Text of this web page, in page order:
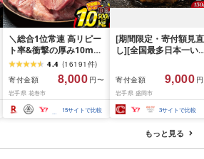
＼総合1位常連 高リピー
ト率&衝撃の厚み10mm
厚切り牛タン 塩味/ ≪ス
ピード発送!!10営業日以
内発送≫ 選べる内容量
500g / 1kg 定期便 毎月
届く 牛肉 肉 BBQ ふるさ
と 人気 ランキング 岩手
4.4 (16191 件)
寄付金額
8,000 円〜
岩手県 花巻市
15サイトで比較
[期間限定・寄付額見直
し][全国最多日本一い
1.5kg(150g×10個) い
て牛 × 岩中豚 ハンバー
グ 合挽き 合い挽き 黒
和牛 人気 冷凍 個包装
分け 冷凍 牛肉 豚肉 和
ビーフ ポーク はんば
ぐ 挽肉 お肉 ミンチ 肉
お弁当 hannba-gu ラ
寄付金額 9,000
岩手県 盛岡市
3サイトで比較
もっと見る